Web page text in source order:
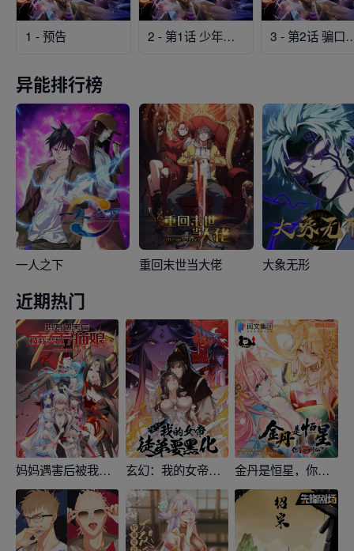
1 - 预告 2 - 第1话 少年，买挂不？ 3 - 第2话 骗
异能排行榜
一人之下 重回末世当大佬 大象无形
近期热门
妈妈遇害后被我变成了猫娘 玄幻：我的女帝徒弟要黑化 金丹是恒星，你管这叫修仙？